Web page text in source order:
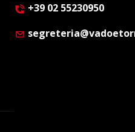
+39 02 55230950